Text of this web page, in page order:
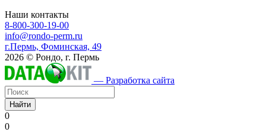
Наши контакты
8-800-300-19-00
info@rondo-perm.ru
г.Пермь, Фоминская, 49
2026 © Рондо, г. Пермь
— Разработка сайта
Найти
0
0